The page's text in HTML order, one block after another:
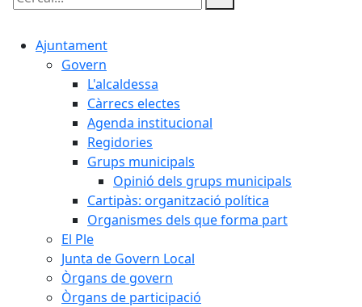
Cercar:
Ajuntament
Govern
L'alcaldessa
Càrrecs electes
Agenda institucional
Regidories
Grups municipals
Opinió dels grups municipals
Cartipàs: organització política
Organismes dels que forma part
El Ple
Junta de Govern Local
Òrgans de govern
Òrgans de participació